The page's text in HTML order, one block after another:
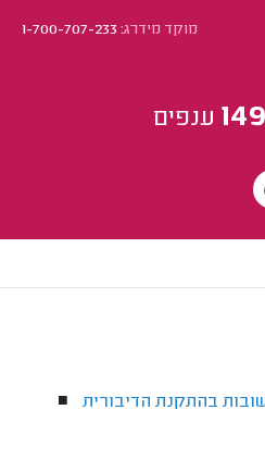
מוקד מידרג:1-700-707-233
149 ענפים
בהתקנת הדיבורית ■